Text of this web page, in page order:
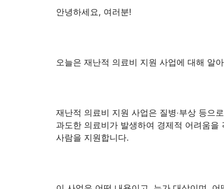
안녕하세요, 여러분!
오늘은 재난적 의료비 지원 사업에 대해 알
재난적 의료비 지원 사업은 질병‧부상 등으
과도한 의료비가 발생하여 경제적 어려움
사람을 지원합니다.